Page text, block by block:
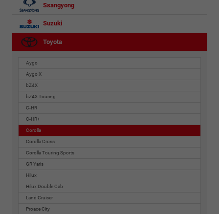
Ssangyong
Suzuki
Toyota
Aygo
Aygo X
bZ4X
bZ4X Touring
C-HR
C-HR+
Corolla
Corolla Cross
Corolla Touring Sports
GR Yaris
Hilux
Hilux Double Cab
Land Cruiser
Proace City